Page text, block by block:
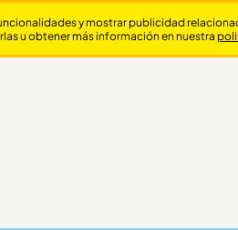
y mostrar publicidad
u obtener más información en nuestra